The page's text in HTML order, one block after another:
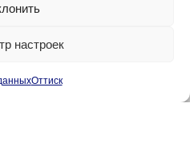
настроек
Оттиск